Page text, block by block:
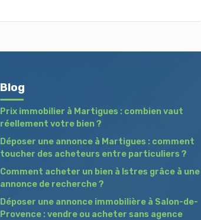
Blog
Prix immobilier à Martigues : combien vaut
réellement votre bien ?
Déposer une annonce à Martigues : comment
toucher des acheteurs entre particuliers ?
Comment acheter un bien à Istres grâce à une
annonce de recherche ?
Déposer une annonce immobilière à Salon-de-
Provence : vendre ou acheter sans agence